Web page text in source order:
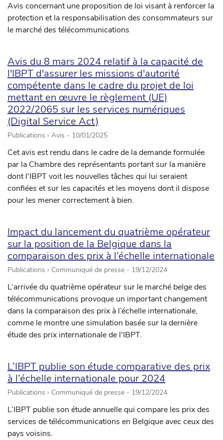
Avis concernant une proposition de loi visant à renforcer la
protection et la responsabilisation des consommateurs sur
le marché des télécommunications
Avis du 8 mars 2024 relatif à la capacité de
l'IBPT d'assurer les missions d'autorité
compétente dans le cadre du projet de loi
mettant en œuvre le règlement (UE)
2022/2065 sur les services numériques
(Digital Service Act)
Publications › Avis - 10/01/2025
Cet avis est rendu dans le cadre de la demande formulée
par la Chambre des représentants portant sur la manière
dont l'IBPT voit les nouvelles tâches qui lui seraient
confiées et sur les capacités et les moyens dont il dispose
pour les mener correctement à bien.
Impact du lancement du quatrième opérateur
sur la position de la Belgique dans la
comparaison des prix à l’échelle internationale
Publications › Communiqué de presse - 19/12/2024
L’arrivée du quatrième opérateur sur le marché belge des
télécommunications provoque un important changement
dans la comparaison des prix à l’échelle internationale,
comme le montre une simulation basée sur la dernière
étude des prix internationale de l'IBPT.
L’IBPT publie son étude comparative des prix
à l’échelle internationale pour 2024
Publications › Communiqué de presse - 19/12/2024
L’IBPT publie son étude annuelle qui compare les prix des
services de télécommunications en Belgique avec ceux des
pays voisins.